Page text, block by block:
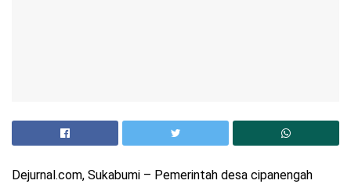
Dejurnal.com, Sukabumi – Pemerintah desa cipanengah